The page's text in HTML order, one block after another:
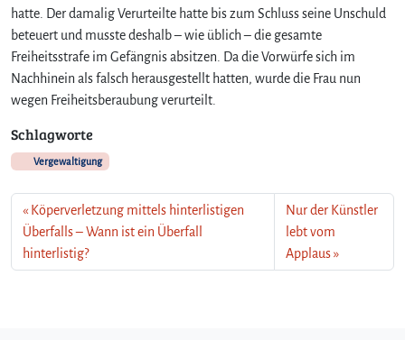
hatte. Der damalig Verurteilte hatte bis zum Schluss seine Unschuld
beteuert und musste deshalb – wie üblich – die gesamte
Freiheitsstrafe im Gefängnis absitzen. Da die Vorwürfe sich im
Nachhinein als falsch herausgestellt hatten, wurde die Frau nun
wegen Freiheitsberaubung verurteilt.
Schlagworte
Vergewaltigung
Köperverletzung mittels hinterlistigen
Überfalls – Wann ist ein Überfall
hinterlistig?
Nur der Künstler
lebt vom
Applaus